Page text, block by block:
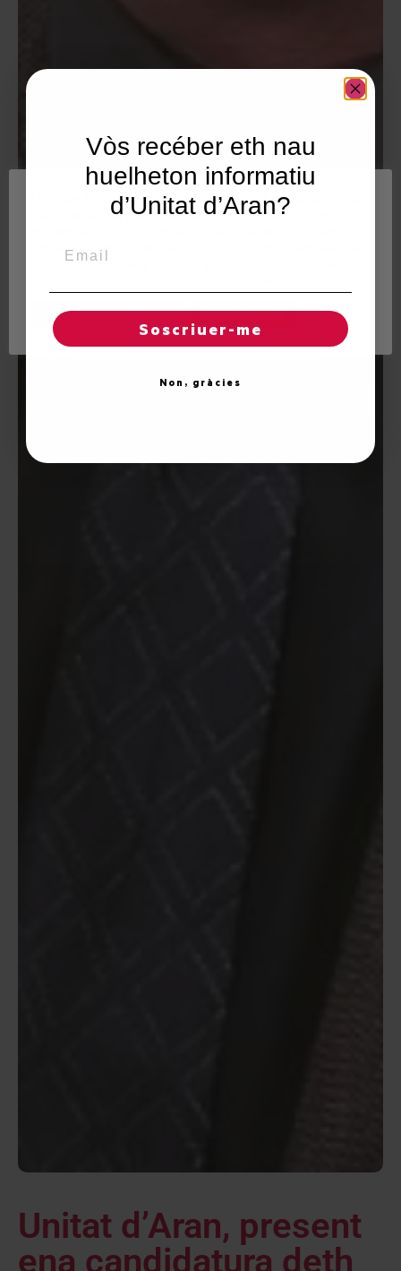
Unitat d’Aran, present
ena candidatura deth
Utilisam "cookies" en nòste lòc web tà balhar ar usuari
ua experiéncia personalizada e optimizada, en tot
En hèr clic en "Acceptar totes", accèpte er emplec de
TOTES es "cookies". Totun, pòt visitar "Configuracion
Reglatges de "cookies" Acceptar totes
Vòs recéber eth nau
huelheton informatiu
d’Unitat d’Aran?
Soscriuer-me
Non, gràcies